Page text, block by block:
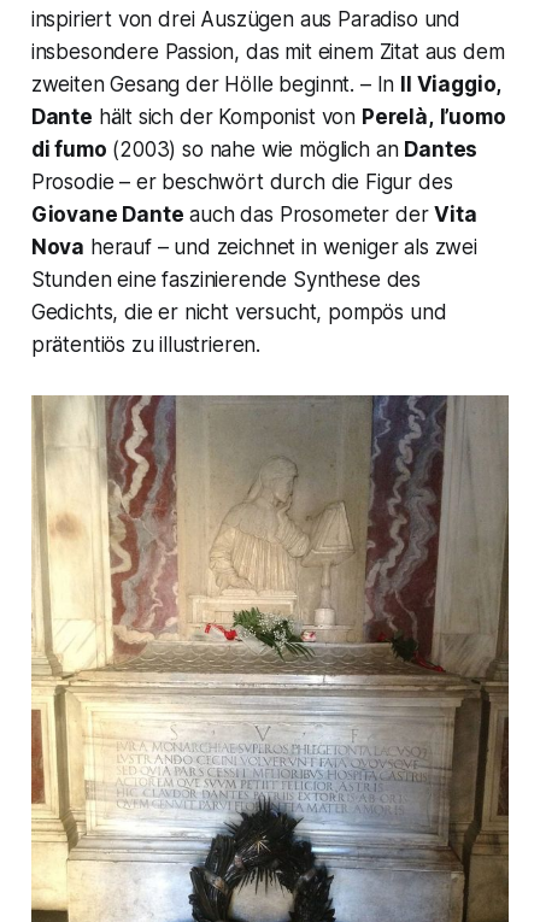
inspiriert von drei Auszügen aus Paradiso und
insbesondere Passion, das mit einem Zitat aus dem
zweiten Gesang der Hölle beginnt. – In Il Viaggio,
Dante hält sich der Komponist von Perelà, l’uomo
di fumo (2003) so nahe wie möglich an Dantes
Prosodie – er beschwört durch die Figur des
Giovane Dante auch das Prosometer derVita
Nova herauf – und zeichnet in weniger als zwei
Stunden eine faszinierende Synthese des
Gedichts, die er nicht versucht, pompös und
prätentiös zu illustrieren.